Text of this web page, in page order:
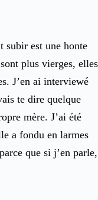
subir est une honte
plus vierges, elles
J’en ai interviewé
te dire quelque
mère. J’ai été
a fondu en larmes
que si j’en parle,